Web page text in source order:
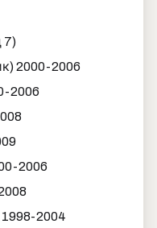
7)
2000-2006
2006
2006
2004